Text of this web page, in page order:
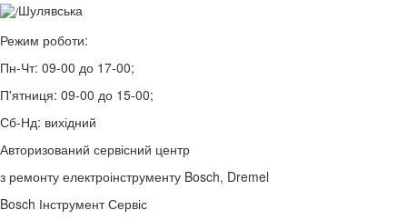
Шулявська
Режим роботи:
Пн-Чт: 09-00 до 17-00;
П'ятниця: 09-00 до 15-00;
Сб-Нд: вихідний
Авторизований сервісний центр
з ремонту електроінструменту Bosch, Dremel
Bosch Інструмент Сервіс